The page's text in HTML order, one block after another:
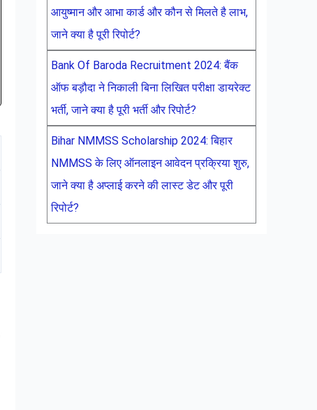
आयुष्मान और आभा कार्ड और कौन से मिलते है लाभ,
जाने क्या है पूरी रिपोर्ट?
Bank Of Baroda Recruitment 2024: बैंक
ऑफ बड़ौदा ने निकाली बिना लिखित परीक्षा डायरेक्ट
भर्ती, जाने क्या है पूरी भर्ती और रिपोर्ट?
Bihar NMMSS Scholarship 2024: बिहार
NMMSS के लिए ऑनलाइन आवेदन प्रक्रिया शुरु,
जाने क्या है अप्लाई करने की लास्ट डेट और पूरी
रिपोर्ट?